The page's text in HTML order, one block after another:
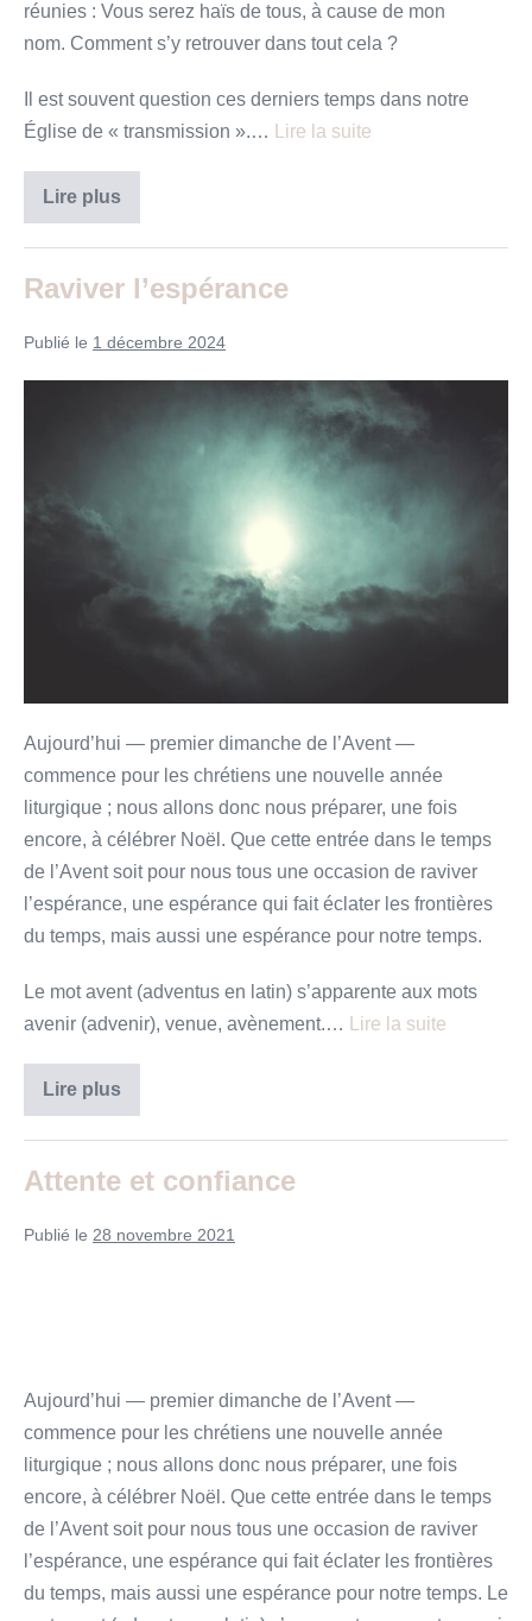
réunies : Vous serez haïs de tous, à cause de mon
nom. Comment s’y retrouver dans tout cela ?
Il est souvent question ces derniers temps dans notre
Église de « transmission ».…
Lire la suite
Lire plus«
entendrez
de
guerres…
Raviver l’espérance
Publié le 1 décembre 2024
Aujourd’hui — premier dimanche de l’Avent —
commence pour les chrétiens une nouvelle année
liturgique ; nous allons donc nous préparer, une fois
encore, à célébrer Noël. Que cette entrée dans le temps
de l’Avent soit pour nous tous une occasion de raviver
l’espérance, une espérance qui fait éclater les frontières
du temps, mais aussi une espérance pour notre temps.
Le mot avent (adventus en latin) s’apparente aux mots
avenir (advenir), venue, avènement.…
Lire la suite
Lire plusRaviver
Attente et confiance
Publié le 28 novembre 2021
Aujourd’hui — premier dimanche de l’Avent —
commence pour les chrétiens une nouvelle année
liturgique ; nous allons donc nous préparer, une fois
encore, à célébrer Noël. Que cette entrée dans le temps
de l’Avent soit pour nous tous une occasion de raviver
l’espérance, une espérance qui fait éclater les frontières
du temps, mais aussi une espérance pour notre temps. Le